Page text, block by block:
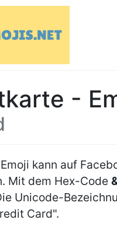
-
kann auf
Mit dem Hex-Code
Unicode-
Card".